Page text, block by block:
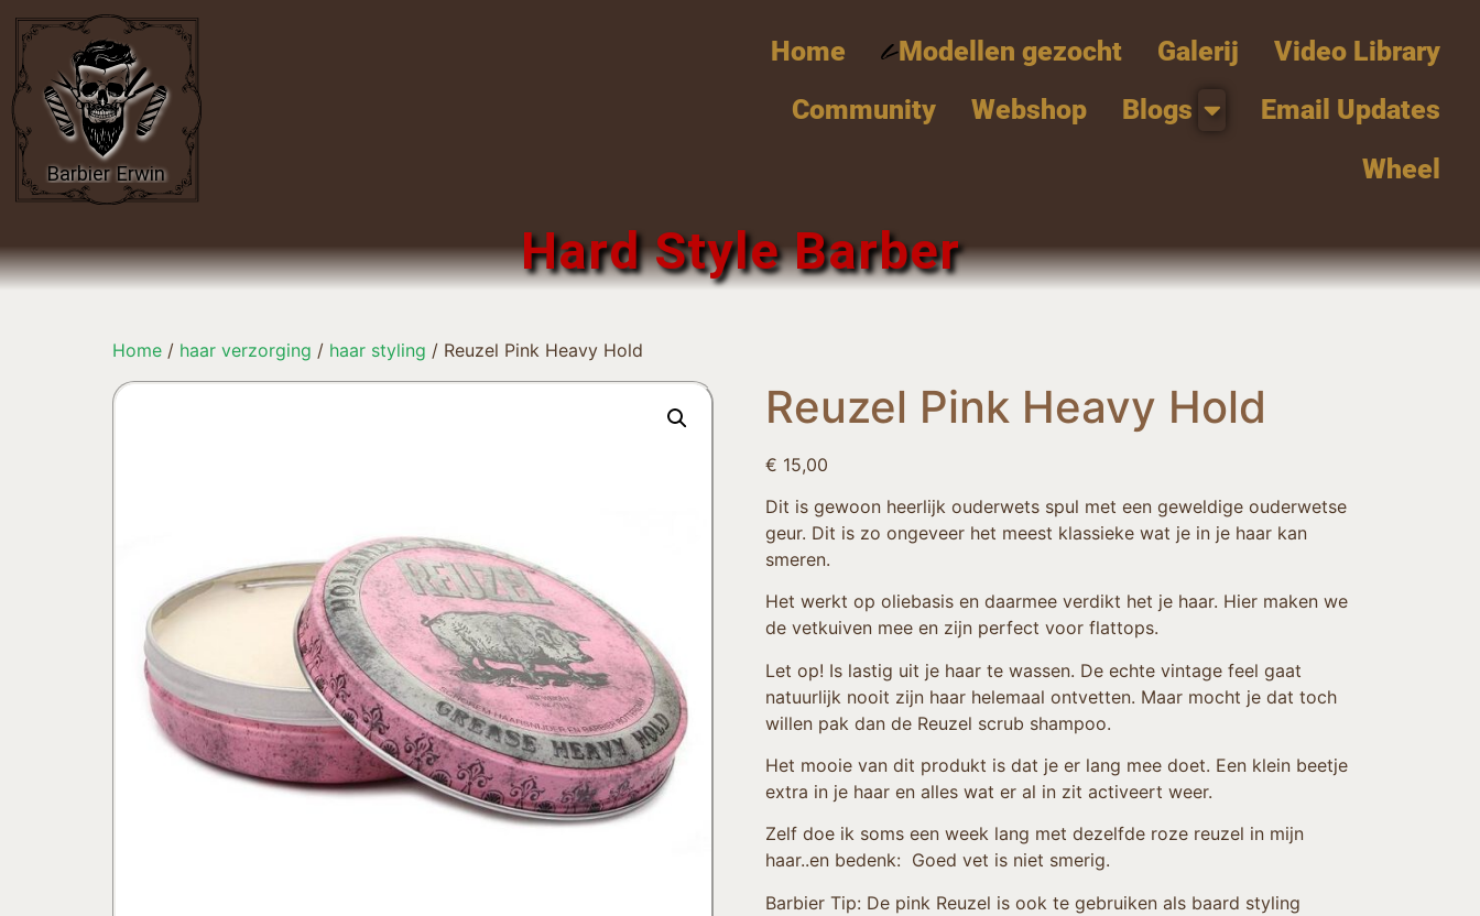
Home Modellen gezocht Galerij
Video Library
Community
Webshop Blogs
Email Updates
Wheel
Hard Style Barber
Home / haar verzorging / haar styling / Reuzel Pink Heavy Hold
Reuzel Pink Heavy Hold
€ 15,00
Dit is gewoon heerlijk ouderwets spul met een geweldige ouderwetse
geur. Dit is zo ongeveer het meest klassieke wat je in je haar kan
smeren.
Het werkt op oliebasis en daarmee verdikt het je haar. Hier maken we
de vetkuiven mee en zijn perfect voor flattops.
Let op! Is lastig uit je haar te wassen. De echte vintage feel gaat
natuurlijk nooit zijn haar helemaal ontvetten. Maar mocht je dat toch
willen pak dan de Reuzel scrub shampoo.
Het mooie van dit produkt is dat je er lang mee doet. Een klein beetje
extra in je haar en alles wat er al in zit activeert weer.
Zelf doe ik soms een week lang met dezelfde roze reuzel in mijn
haar..en bedenk: Goed vet is niet smerig.
Barbier Tip: De pink Reuzel is ook te gebruiken als baard styling